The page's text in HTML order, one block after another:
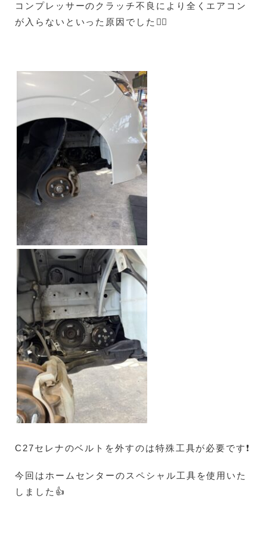
コンプレッサーのクラッチ不良により全くエアコン
が入らないといった原因でした😵‍💫
C27セレナのベルトを外すのは特殊工具が必要です❗
今回はホームセンターのスペシャル工具を使用いた
しました👍